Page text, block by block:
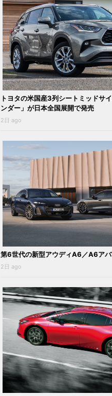
トヨタの米国産3列シートミッドサ
ンダー」が日本全国展開で発売
2日 ago
第6世代の新型アウディA6／A6ア
2日 ago